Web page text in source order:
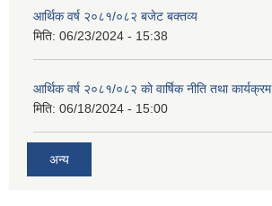
आर्थिक वर्ष २०८१/०८२ बजेट बक्तव्य
मिति: 06/23/2024 - 15:38
आर्थिक वर्ष २०८१/०८२ काे वार्षिक नीति तथा कार्यक्रम
मिति: 06/18/2024 - 15:00
अन्य